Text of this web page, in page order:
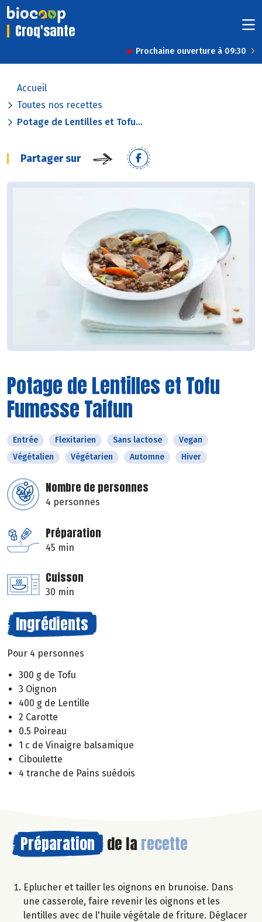
Croq'sante
Prochaine ouverture à 09:30
Accueil
Toutes nos recettes
Potage de Lentilles et Tofu...
Partager sur
Potage de Lentilles et Tofu
Fumesse Taifun
Entrée Flexitarien Sans lactose
Vegan
Végétalien
Végétarien Automne Hiver
Nombre de personnes
4 personnes
Préparation
45 min
Cuisson
30 min
Ingrédients
Pour 4 personnes
300 g de Tofu
3 Oignon
400 g de Lentille
2 Carotte
0.5 Poireau
1 c de Vinaigre balsamique
Ciboulette
4 tranche de Pains suédois
Préparation de la recette
Eplucher et tailler les oignons en brunoise. Dans
une casserole, faire revenir les oignons et les
lentilles avec de l'huile végétale de friture. Déglacer